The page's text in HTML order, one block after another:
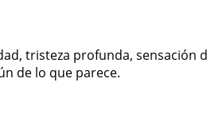
tristeza profunda,
de lo que parece.